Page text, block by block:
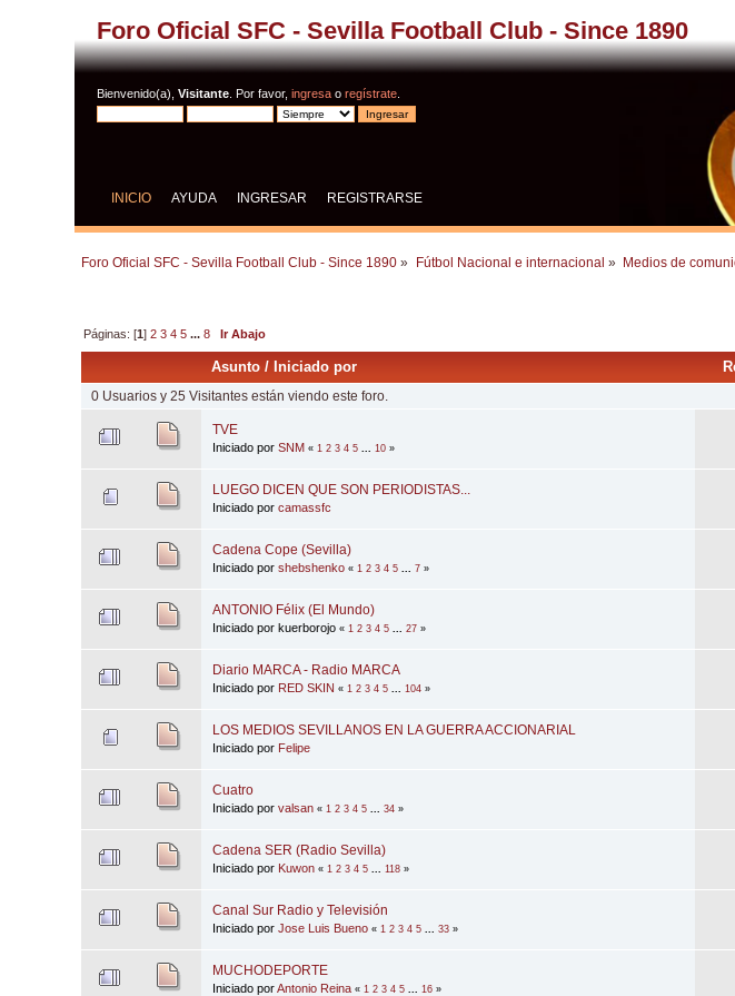
Foro Oficial SFC - Sevilla Football Club - Since 1890
Bienvenido(a),Visitante . Por favor,ingresa oregístrate
INICIO AYUDA INGRESAR REGISTRARSE
Foro Oficial SFC - Sevilla Football Club - Since 1890 » Fútbol Nacional e internacional » Medios de
Páginas: [1]2 3 4 5 ...8 Ir Abajo
Asunto /Iniciado por
0 Usuarios y 25 Visitantes están viendo este foro.
TVE
Iniciado porSNM «1 2 3 4 5 ...10 »
LUEGO DICEN QUE SON PERIODISTAS...
Iniciado porcamassfc
Cadena Cope (Sevilla)
Iniciado porshebshenko «1 2 3 4 5 ...7 »
ANTONIO Félix (El Mundo)
Iniciado por kuerborojo«1 2 3 4 5 ...27 »
Diario MARCA - Radio MARCA
Iniciado por RED SKIN «1 2 3 4 5 ...104 »
LOS MEDIOS SEVILLANOS EN LA GUERRA ACCIONARIAL
Iniciado por Felipe
Cuatro
Iniciado porvalsan «1 2 3 4 5 ...34 »
Cadena SER (Radio Sevilla)
Iniciado por Kuwon «1 2 3 4 5 ...118 »
Canal Sur Radio y Televisión
Iniciado porJose Luis Bueno «1 2 3 4 5 ...33 »
MUCHODEPORTE
Iniciado porAntonio Reina «1 2 3 4 5 ...16 »